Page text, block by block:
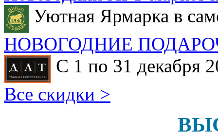
Уютная Ярмарка в
НОВОГОДНИЕ
С 1 по 31 декабря
Все скидки >